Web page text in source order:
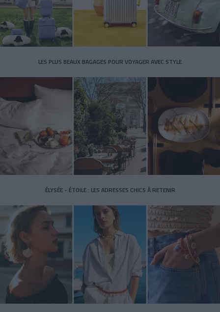
LES PLUS BEAUX BAGAGES POUR VOYAGER AVEC STYLE
ÉLYSÉE - ÉTOILE : LES ADRESSES CHICS À RETENIR